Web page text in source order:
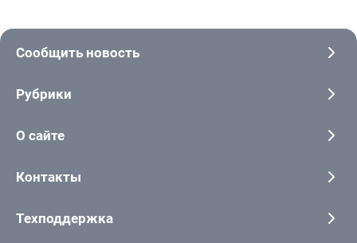
Сообщить новость
Рубрики
О сайте
Контакты
Техподдержка